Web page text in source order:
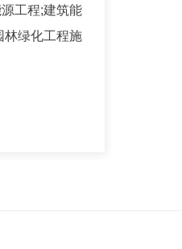
工程;建筑能
林绿化工程施